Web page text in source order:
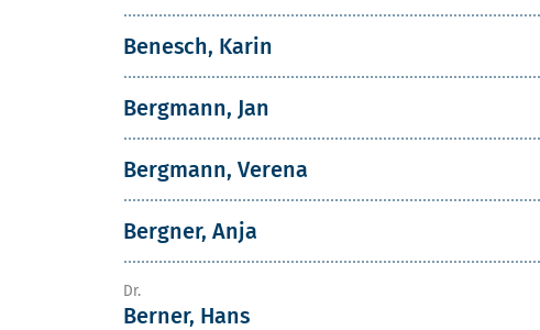
Benesch, Karin
Bergmann, Jan
Bergmann, Verena
Bergner, Anja
Dr.
Berner, Hans